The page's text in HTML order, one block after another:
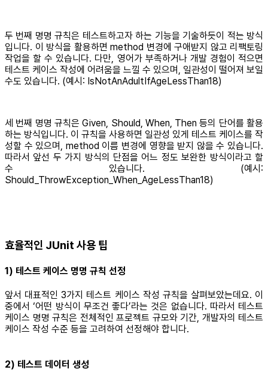
두 번째 명명 규칙은 테스트하고자 하는 기능을 기술하듯이 적는 방식
입니다. 이 방식을 활용하면 method 변경에 구애받지 않고 리팩토링
작업을 할 수 있습니다. 다만, 영어가 부족하거나 개발 경험이 적으면
테스트 케이스 작성에 어려움을 느낄 수 있으며, 일관성이 떨어져 보일
수도 있습니다. (예시: IsNotAnAdultIfAgeLessThan18)
세 번째 명명 규칙은 Given, Should, When, Then 등의 단어를 활용
하는 방식입니다. 이 규칙을 사용하면 일관성 있게 테스트 케이스를 작
성할 수 있으며, method 이름 변경에 영향을 받지 않을 수 있습니다.
따라서 앞선 두 가지 방식의 단점을 어느 정도 보완한 방식이라고 할
수 있습니다. (예시:
Should_ThrowException_When_AgeLessThan18)
효율적인 JUnit 사용 팁
1) 테스트 케이스 명명 규칙 선정
앞서 대표적인 3가지 테스트 케이스 작성 규칙을 살펴보았는데요. 이
중에서 ‘어떤 방식이 무조건 좋다’라는 것은 없습니다. 따라서 테스트
케이스 명명 규칙은 전체적인 프로젝트 규모와 기간, 개발자의 테스트
케이스 작성 수준 등을 고려하여 선정해야 합니다.
2) 테스트 데이터 생성